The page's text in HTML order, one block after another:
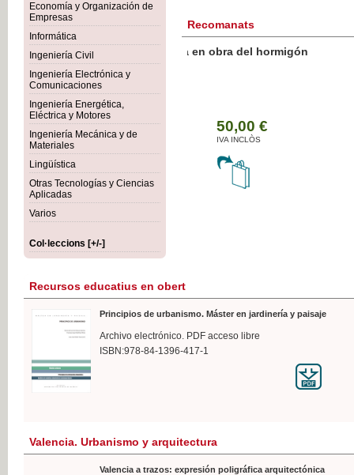
Economía y Organización de
Empresas
Informática
Ingeniería Civil
Ingeniería Electrónica y
Comunicaciones
Ingeniería Energética,
Eléctrica y Motores
Ingeniería Mecánica y de
Materiales
Lingüística
Otras Tecnologías y Ciencias
Aplicadas
Varios
Col·leccions [+/-]
Recomanats
Botánica Agroalimentaria
Recursos educatius en obert
Principios de urbanismo. Máster en jardinería y paisaje
Archivo electrónico. PDF acceso libre
ISBN:978-84-1396-417-1
Valencia. Urbanismo y arquitectura
Valencia a trazos: expresión poligráfica arquitectónica